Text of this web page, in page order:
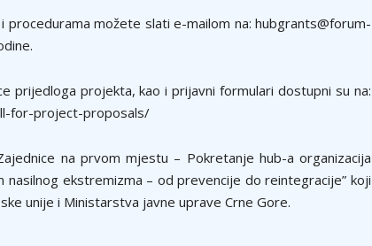
procedurama možete slati e-mailom na: hubgrants@forum-
prijedloga projekta, kao i prijavni formulari dostupni su na:
for-project-proposals/
na prvom mjestu – Pokretanje hub-a organizacija
ekstremizma – od prevencije do reintegracije” koji
unije i Ministarstva javne uprave Crne Gore.